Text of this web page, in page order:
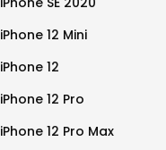
iPhone 12 Mini
iPhone 12
iPhone 12 Pro
iPhone 12 Pro Max